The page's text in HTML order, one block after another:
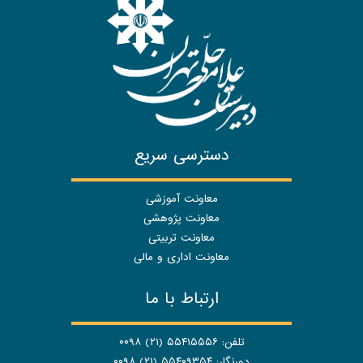
دسترسی سریع
معاونت آموزشی
معاونت پژوهشی
معاونت تربیتی
معاونت اداری و مالی
ارتباط با ما
تلفن: ۵۵۴۱۵۵۵۶ (۲۱) ۰۰۹۸